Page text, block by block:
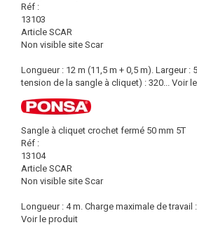
Réf :
13103
Article SCAR
Non visible site Scar
Longueur : 12 m (11,5 m + 0,5 m). Largeur :
tension de la sangle à cliquet) : 320... Voir
Sangle à cliquet crochet fermé 50 mm 5T
Réf :
13104
Article SCAR
Non visible site Scar
Longueur : 4 m. Charge maximale de travail
Voir le produit